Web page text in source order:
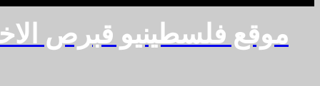
موقع فلسطينيو قبرص